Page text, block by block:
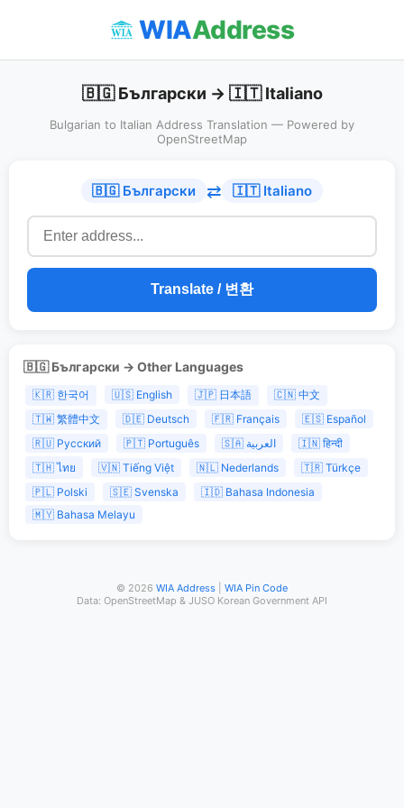
WIAAddress
🇧🇬 Български → 🇮🇹 Italiano
Bulgarian to Italian Address Translation — Powered by
OpenStreetMap
🇧🇬 Български ⇄ 🇮🇹 Italiano
Translate / 변환
🇧🇬 Български → Other Languages
🇰🇷 한국어 🇺🇸 English 🇯🇵 日本語
🇨🇳 中文
🇹🇼 繁體中文
🇩🇪 Deutsch 🇫🇷 Français
🇪🇸 Español
🇷🇺 Русский
🇵🇹 Português 🇸🇦 العربية
🇮🇳 हिन्दी
🇹🇭 ไทย
🇻🇳 Tiếng Việt 🇳🇱 Nederlands
🇹🇷 Türkçe
🇵🇱 Polski
🇸🇪 Svenska
🇮🇩 Bahasa Indonesia
🇲🇾 Bahasa Melayu
© 2026 WIA Address
WIA Pin Code
Data: OpenStreetMap & JUSO Korean Government API